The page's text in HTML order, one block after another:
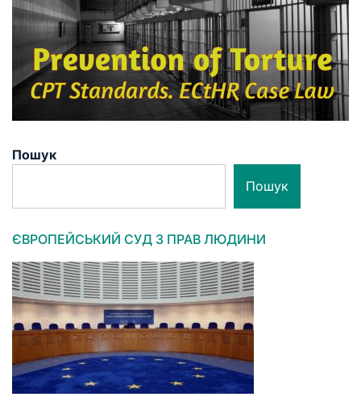
Пошук
Пошук
ЄВРОПЕЙСЬКИЙ СУД З ПРАВ ЛЮДИНИ